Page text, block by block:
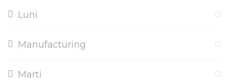
Luni
Manufacturing
Marti